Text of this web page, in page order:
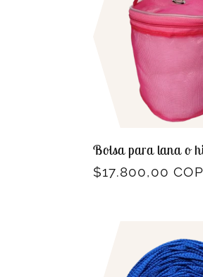
Bolsa para lana o
Precio
$17.800,00 COP